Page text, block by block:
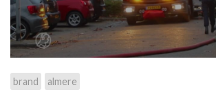
brand almere